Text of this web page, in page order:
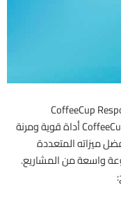
يُعد برنامج CoffeeCup Responsive Foundation Framer أداة قوية ومرنة
ميزاته المتعددة
واسعة من المشاريع.